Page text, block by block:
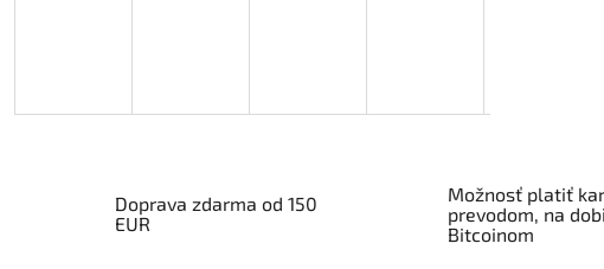
Doprava zdarma od 150
EUR
Možnosť platiť
prevodom, na
Bitcoinom